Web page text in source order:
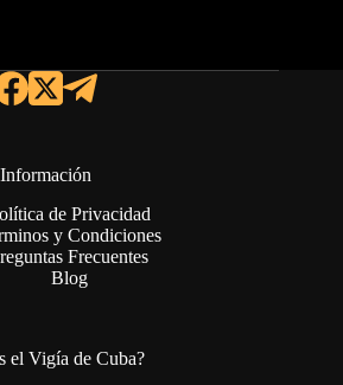
Información
de Privacidad
y Condiciones
Frecuentes
Blog
el Vigía de Cuba?